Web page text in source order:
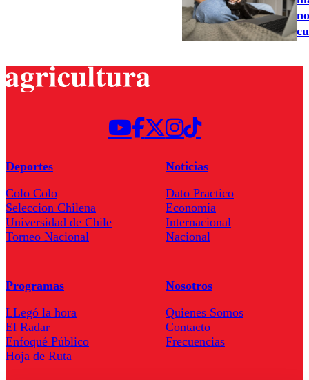
Deportes
Colo Colo
Seleccion Chilena
Universidad de Chile
Torneo Nacional
Noticias
Dato Practico
Economía
Internacional
Nacional
Programas
LLegó la hora
El Radar
Enfoqué Público
Hoja de Ruta
Nosotros
Quienes Somos
Contacto
Frecuencias